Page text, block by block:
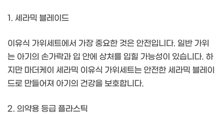
1. 세라믹 블레이드
이유식 가위세트에서 가장 중요한 것은 안전입니다. 일반 가위
는 아기의 손가락과 입 안에 상처를 입힐 가능성이 있습니다. 하
지만 마더케이 세라믹 이유식 가위세트는 안전한 세라믹 블레이
드로 만들어져 아기의 건강을 보호합니다.
2. 의약용 등급 플라스틱